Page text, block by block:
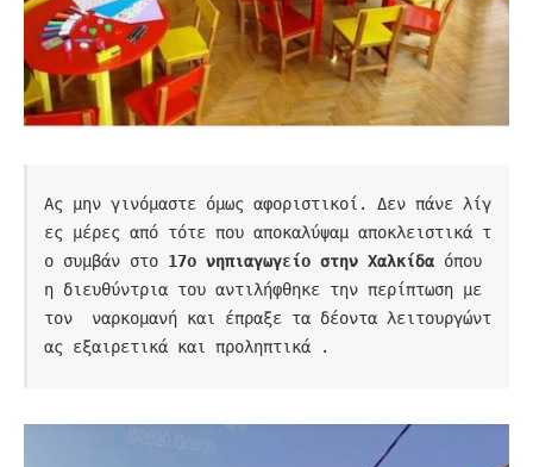
Ας μην γινόμαστε όμως αφοριστικοί. Δεν πάνε λίγ
ες μέρες από τότε που αποκαλύψαμ αποκλειστικά τ
ο συμβάν στο 17ο νηπιαγωγείο στην Χαλκίδα όπου
η διευθύντρια του αντιλήφθηκε την περίπτωση με
τον  ναρκομανή και έπραξε τα δέοντα λειτουργώντ
ας εξαιρετικά και προληπτικά .